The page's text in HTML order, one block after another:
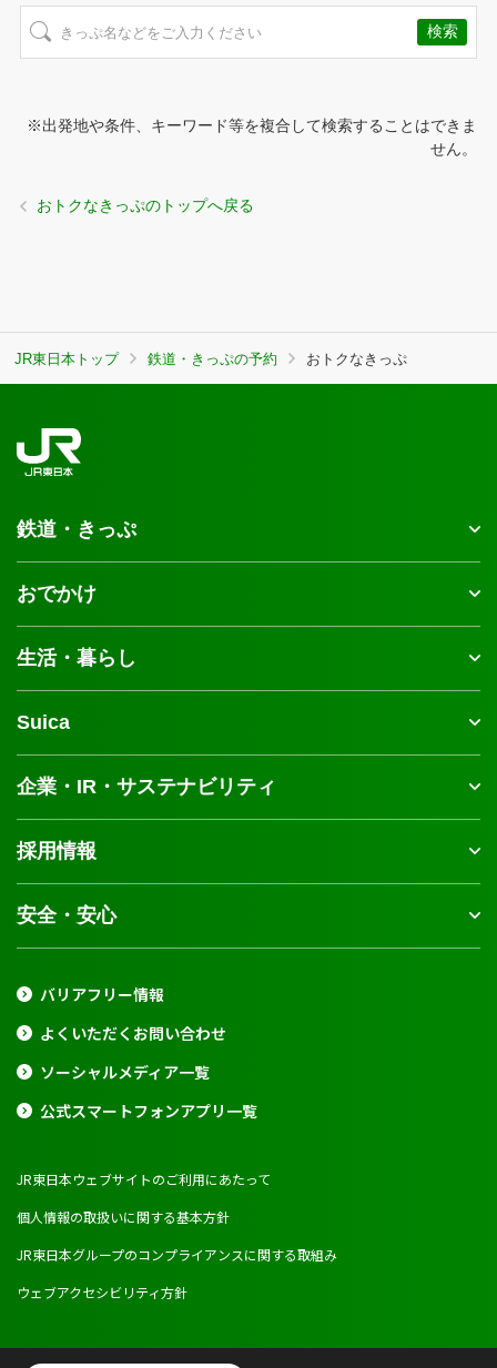
※出発地や条件、キーワード等を複合して検索することはできま
せん。
おトクなきっぷのトップへ戻る
JR東日本トップ 鉄道・きっぷの予約 おトクなきっぷ
鉄道・きっぷ
おでかけ
生活・暮らし
Suica
企業・IR・サステナビリティ
採用情報
安全・安心
バリアフリー情報
よくいただくお問い合わせ
ソーシャルメディア一覧
公式スマートフォンアプリ一覧
JR東日本ウェブサイトのご利用にあたって
個人情報の取扱いに関する基本方針
JR東日本グループのコンプライアンスに関する取組み
ウェブアクセシビリティ方針